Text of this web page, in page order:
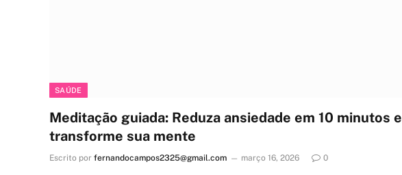
SAÚDE
Meditação guiada: Reduza ansiedade em 10 minutos e
transforme sua mente
Escrito por fernandocampos2325@gmail.com março 16, 2026 0